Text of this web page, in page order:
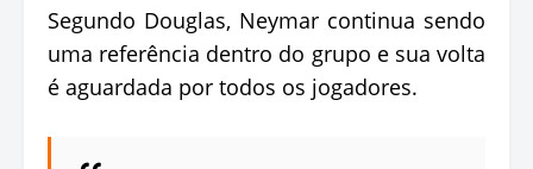
Segundo Douglas, Neymar continua sendo
uma referência dentro do grupo e sua volta
é aguardada por todos os jogadores.